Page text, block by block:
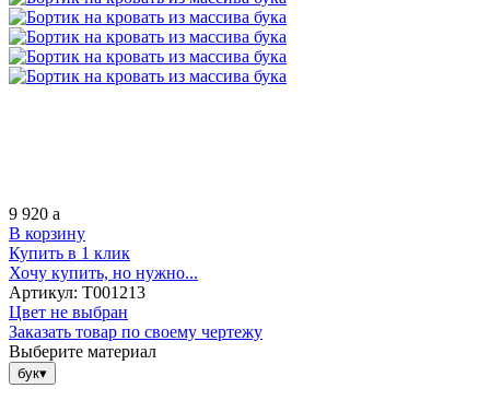
9 920 a
В корзину
Купить в 1 клик
Хочу купить, но нужно...
Артикул: Т001213
Цвет не выбран
Заказать товар по своему чертежу
Выберите материал
бук▾